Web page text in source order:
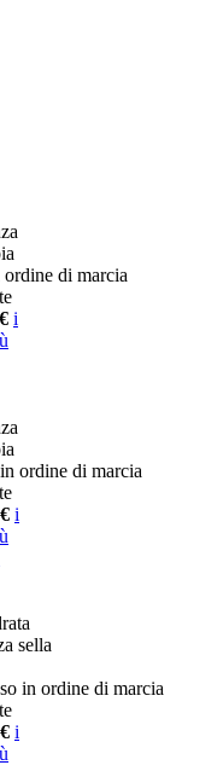
ordine di marcia
i
ordine di marcia
i
sella
in ordine di marcia
i